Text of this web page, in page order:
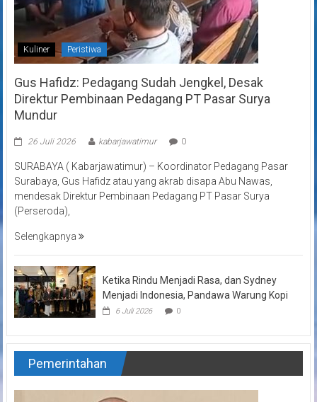
Kuliner Peristiwa
Gus Hafidz: Pedagang Sudah Jengkel, Desak
Direktur Pembinaan Pedagang PT Pasar Surya
Mundur
26 Juli 2026 kabarjawatimur 0
SURABAYA ( Kabarjawatimur) – Koordinator Pedagang Pasar
Surabaya, Gus Hafidz atau yang akrab disapa Abu Nawas,
mendesak Direktur Pembinaan Pedagang PT Pasar Surya
(Perseroda),
Selengkapnya
Ketika Rindu Menjadi Rasa, dan Sydney
Menjadi Indonesia, Pandawa Warung Kopi
6 Juli 2026 0
Pemerintahan